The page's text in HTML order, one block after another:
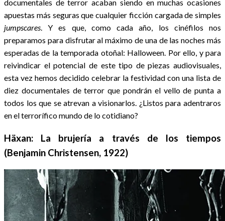
documentales de terror acaban siendo en muchas ocasiones
apuestas más seguras que cualquier ficción cargada de simples
jumpscares. Y es que, como cada año, los cinéfilos nos
preparamos para disfrutar al máximo de una de las noches más
esperadas de la temporada otoñal: Halloween. Por ello, y para
reivindicar el potencial de este tipo de piezas audiovisuales,
esta vez hemos decidido celebrar la festividad con una lista de
diez documentales de terror que pondrán el vello de punta a
todos los que se atrevan a visionarlos. ¿Listos para adentraros
en el terrorífico mundo de lo cotidiano?
Häxan: La brujería a través de los tiempos
(Benjamin Christensen, 1922)